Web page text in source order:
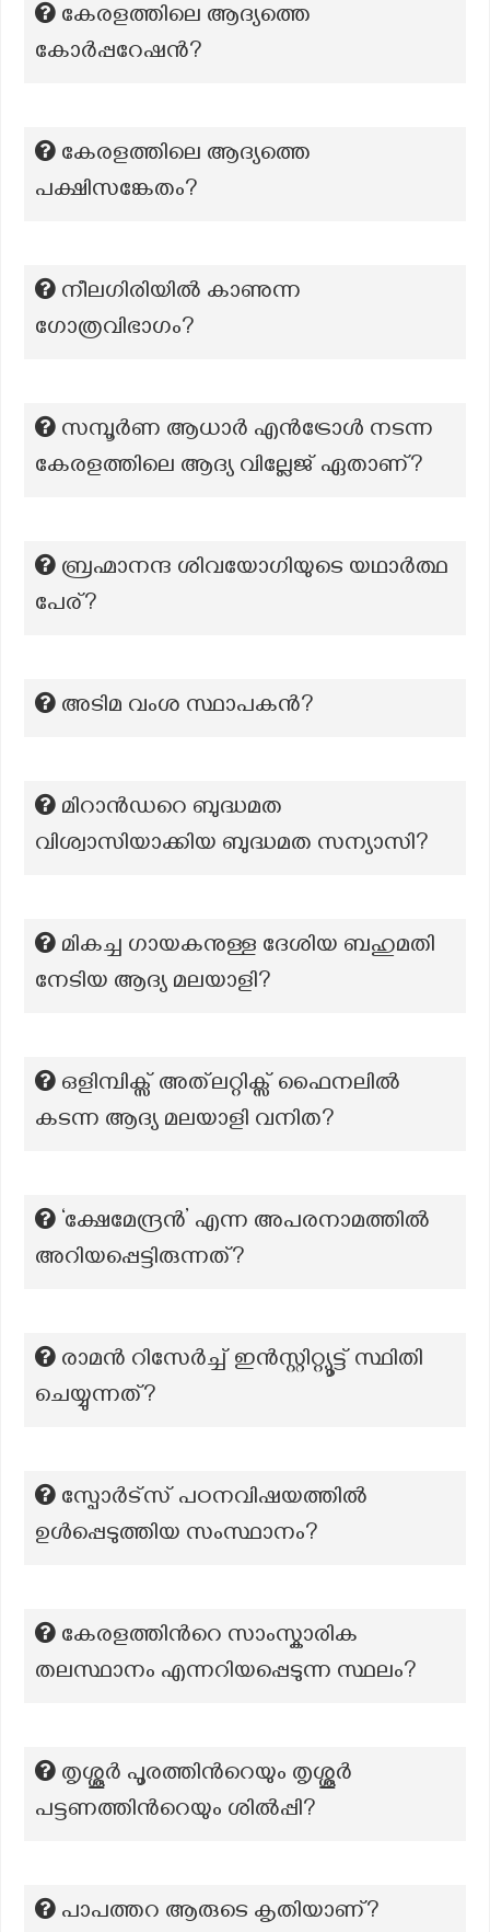
കേരളത്തിലെ ആദ്യത്തെ
കോർപ്പറേഷൻ?
കേരളത്തിലെ ആദ്യത്തെ
പക്ഷിസങ്കേതം?
നീലഗിരിയിൽ കാണുന്ന
ഗോത്രവിഭാഗം?
സമ്പൂർണ ആധാർ എൻട്രോൾ നടന്ന
കേരളത്തിലെ ആദ്യ വില്ലേജ് ഏതാണ്?
ബ്രഹ്മാനന്ദ ശിവയോഗിയുടെ യഥാര്‍ത്ഥ
പേര്?
അടിമ വംശ സ്ഥാപകന്‍?
മിറാൻഡറെ ബുദ്ധമത
വിശ്വാസിയാക്കിയ ബുദ്ധമത സന്യാസി?
മികച്ച ഗായകനുള്ള ദേശിയ ബഹുമതി
നേടിയ ആദ്യ മലയാളി?
ഒളിമ്പിക്സ് അത്‌ലറ്റിക്സ് ഫൈനലിൽ
കടന്ന ആദ്യ മലയാളി വനിത?
‘ക്ഷേമേന്ദ്രൻ’ എന്ന അപരനാമത്തില്‍
അറിയപ്പെട്ടിരുന്നത്?
രാമൻ റിസേർച്ച് ഇൻസ്റ്റിറ്റ്യൂട്ട് സ്ഥിതി
ചെയ്യുന്നത്?
സ്പോർട്സ് പഠനവിഷയത്തിൽ
ഉൾപ്പെടുത്തിയ സംസ്ഥാനം?
കേരളത്തിൻറെ സാംസ്കാരിക
തലസ്ഥാനം എന്നറിയപ്പെടുന്ന സ്ഥലം?
തൃശ്ശൂര്‍ പൂരത്തിന്‍റെയും തൃശ്ശൂര്‍
പട്ടണത്തിന്‍റെയും ശില്‍പ്പി?
പാപത്തറ ആരുടെ കൃതിയാണ്?